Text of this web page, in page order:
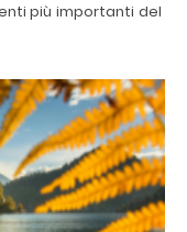
più importanti del